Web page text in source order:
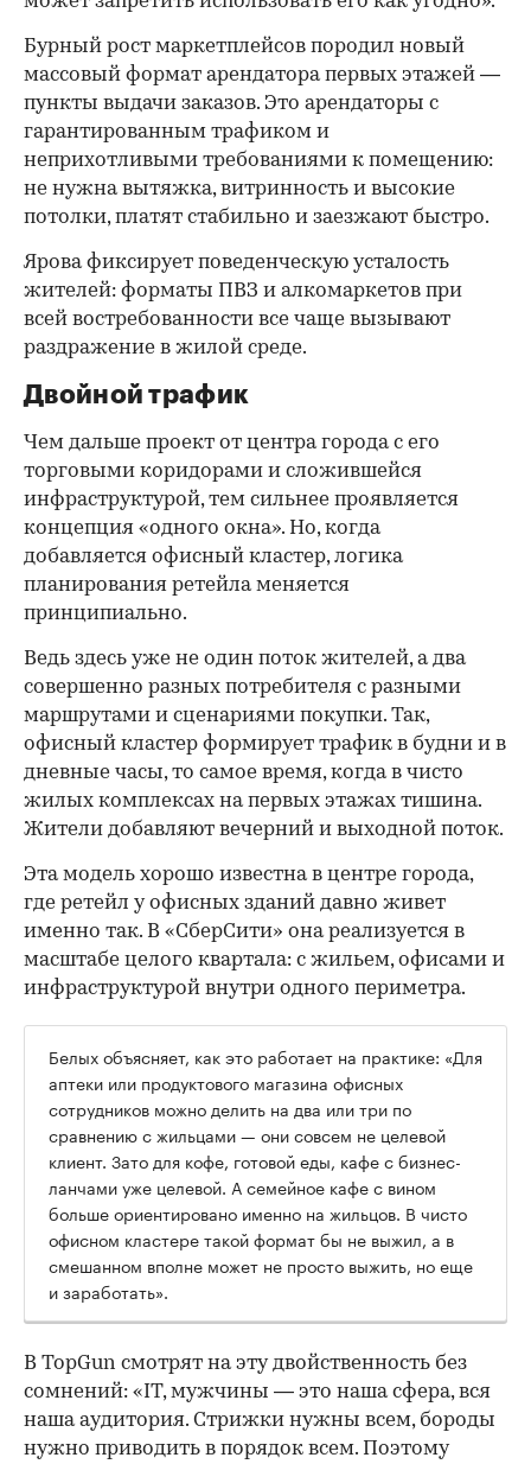
Бурный рост маркетплейсов породил новый
массовый формат арендатора первых этажей —
пункты выдачи заказов. Это арендаторы с
гарантированным трафиком и
неприхотливыми требованиями к помещению:
не нужна вытяжка, витринность и высокие
потолки, платят стабильно и заезжают быстро.
Ярова фиксирует поведенческую усталость
жителей: форматы ПВЗ и алкомаркетов при
всей востребованности все чаще вызывают
раздражение в жилой среде.
Двойной трафик
Чем дальше проект от центра города с его
торговыми коридорами и сложившейся
инфраструктурой, тем сильнее проявляется
концепция «одного окна». Но, когда
добавляется офисный кластер, логика
планирования ретейла меняется
принципиально.
Ведь здесь уже не один поток жителей, а два
совершенно разных потребителя с разными
маршрутами и сценариями покупки. Так,
офисный кластер формирует трафик в будни и в
дневные часы, то самое время, когда в чисто
жилых комплексах на первых этажах тишина.
Жители добавляют вечерний и выходной поток.
Эта модель хорошо известна в центре города,
где ретейл у офисных зданий давно живет
именно так. В «СберСити» она реализуется в
масштабе целого квартала: с жильем, офисами и
инфраструктурой внутри одного периметра.
Белых объясняет, как это работает на практике: «Для
аптеки или продуктового магазина офисных
сотрудников можно делить на два или три по
сравнению с жильцами — они совсем не целевой
клиент. Зато для кофе, готовой еды, кафе с бизнес-
ланчами уже целевой. А семейное кафе с вином
больше ориентировано именно на жильцов. В чисто
офисном кластере такой формат бы не выжил, а в
смешанном вполне может не просто выжить, но еще
и заработать».
В TopGun смотрят на эту двойственность без
сомнений: «IT, мужчины — это наша сфера, вся
наша аудитория. Стрижки нужны всем, бороды
нужно приводить в порядок всем. Поэтому